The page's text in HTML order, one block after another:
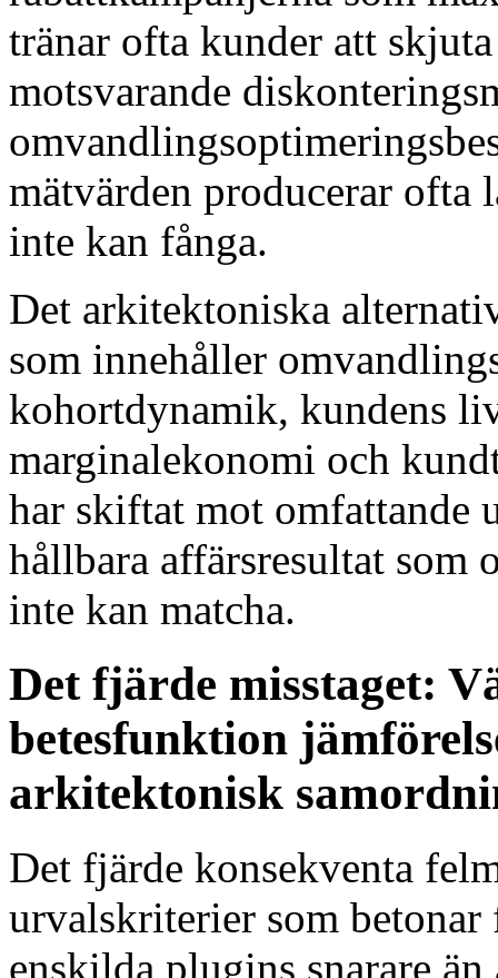
tränar ofta kunder att
motsvarande
mätvärden producerar ofta
inte kan fånga.
Det arkitektoniska
som innehåller
kohortdynamik, kundens
marginalekonomi och
har skiftat mot omfattande
hållbara affärsresultat som
inte kan matcha.
Det fjärde misstaget:
betesfunktion
arkitektonisk
Det fjärde konsekventa
urvalskriterier som
enskilda plugins snarare